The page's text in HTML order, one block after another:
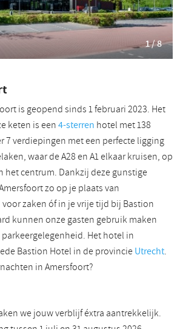
1 / 8
is geopend sinds 1 februari 2023. Het
keten is een4-sterren hotel met 138
7 verdiepingen met een perfecte ligging
waar de A28 en A1 elkaar kruisen, op
het centrum. Dankzij deze gunstige
zo op je plaats van
zaken óf in je vrije tijd bij Bastion
kunnen onze gasten gebruik maken
Het hotel in
Bastion Hotel in de provincieUtrecht.
in Amersfoort?
we jouw verblijf éxtra aantrekkelijk.